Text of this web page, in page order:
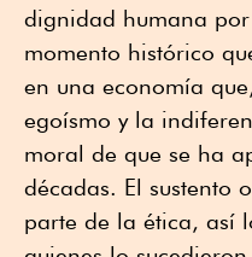
dignidad humana por
momento histórico
en una economía
egoísmo y la
moral de que se ha
décadas. El sustento
parte de la ética, así